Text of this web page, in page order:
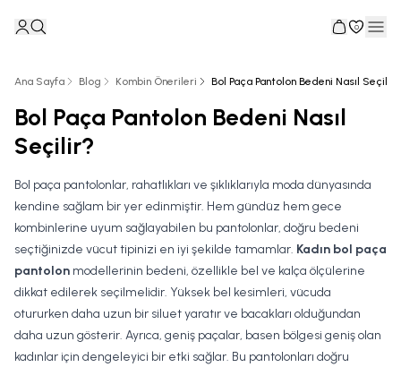
0
Ana Sayfa Blog Kombin Önerileri Bol Paça Pantolon Bedeni Nasıl Seçilir?
Bol Paça Pantolon Bedeni Nasıl
Seçilir?
Bol paça pantolonlar, rahatlıkları ve şıklıklarıyla moda dünyasında
kendine sağlam bir yer edinmiştir. Hem gündüz hem gece
kombinlerine uyum sağlayabilen bu pantolonlar, doğru bedeni
seçtiğinizde vücut tipinizi en iyi şekilde tamamlar. Kadın bol paça
pantolon modellerinin bedeni, özellikle bel ve kalça ölçülerine
dikkat edilerek seçilmelidir. Yüksek bel kesimleri, vücuda
otururken daha uzun bir siluet yaratır ve bacakları olduğundan
daha uzun gösterir. Ayrıca, geniş paçalar, basen bölgesi geniş olan
kadınlar için dengeleyici bir etki sağlar. Bu pantolonları doğru